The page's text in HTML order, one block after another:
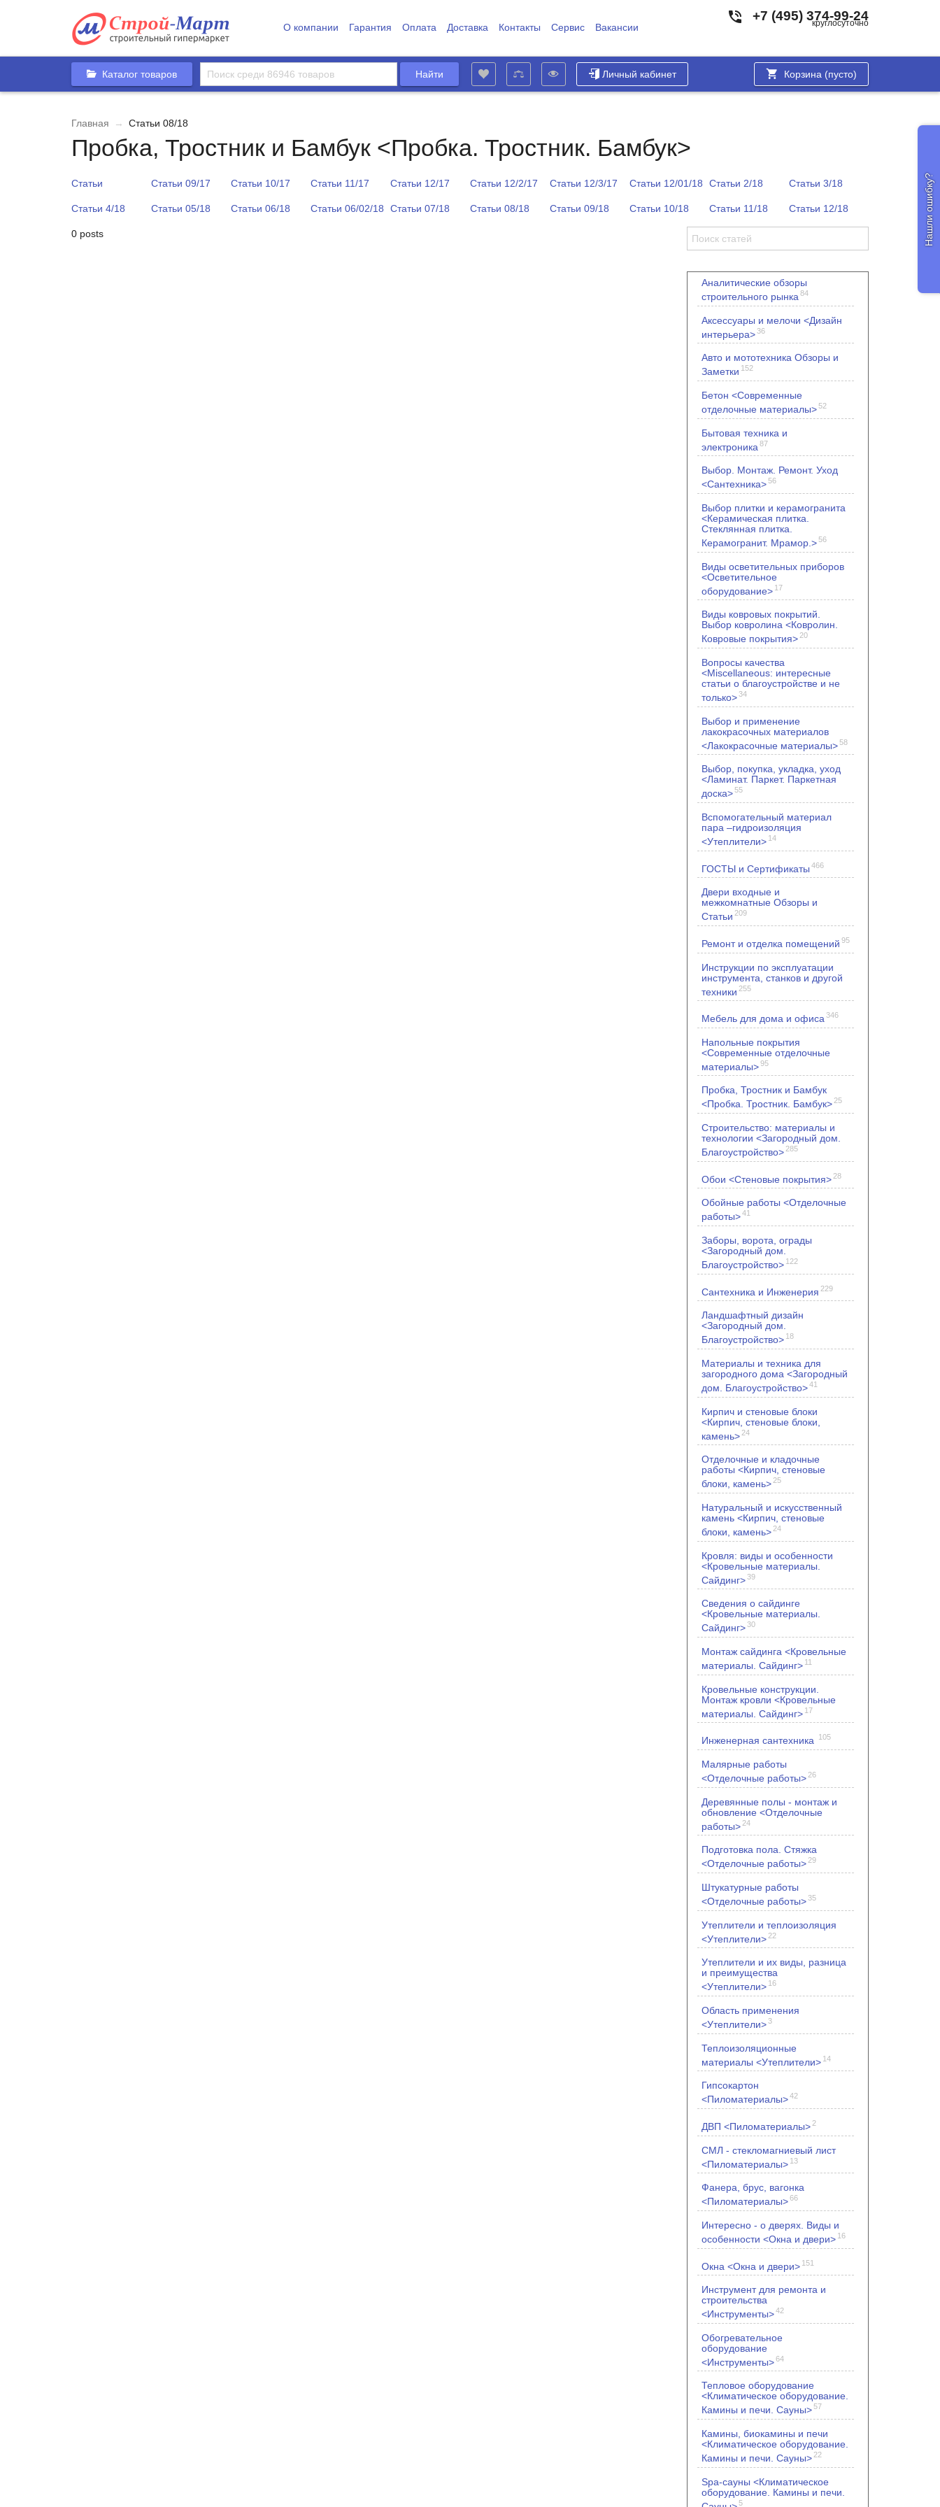
О компании Гарантия Оплата Доставка Контакты Сервис Вакансии
+7 (495) 374-99-24
круглосуточно
Каталог товаров Личный кабинет Корзина (пусто)
Главная → Статьи 08/18
Пробка, Тростник и Бамбук <Пробка. Тростник. Бамбук>
Статьи Статьи 09/17 Статьи 10/17 Статьи 11/17 Статьи 12/17 Статьи 12/2/17 Статьи 12/3/17 Статьи 12/01/18 Статьи 2/18 Статьи 3/18
Статьи 4/18 Статьи 05/18 Статьи 06/18 Статьи 06/02/18 Статьи 07/18 Статьи 08/18 Статьи 09/18 Статьи 10/18 Статьи 11/18 Статьи 12/18
0 posts
Аналитические обзоры
строительного рынка 84
Аксессуары и мелочи <Дизайн
интерьера>36
Авто и мототехника Обзоры и
Заметки 152
Бетон <Современные
отделочные материалы>52
Бытовая техника и
электроника 87
Выбор. Монтаж. Ремонт. Уход
<Сантехника>56
Выбор плитки и керамогранита
<Керамическая плитка.
Стеклянная плитка.
Керамогранит. Мрамор.>56
Виды осветительных приборов
<Осветительное
оборудование> 17
Виды ковровых покрытий.
Выбор ковролина <Ковролин.
Ковровые покрытия> 20
Вопросы качества
<Miscellaneous: интересные
статьи о благоустройстве и не
только>34
Выбор и применение
лакокрасочных материалов
<Лакокрасочные материалы>58
Выбор, покупка, укладка, уход
<Ламинат. Паркет. Паркетная
доска>55
Вспомогательный материал
пара –гидроизоляция
<Утеплители> 14
ГОСТЫ и Сертификаты 466
Двери входные и
межкомнатные Обзоры и
Статьи 209
Ремонт и отделка помещений 95
Инструкции по эксплуатации
инструмента, станков и другой
техники 255
Мебель для дома и офиса 346
Напольные покрытия
<Современные отделочные
материалы>95
Пробка, Тростник и Бамбук
<Пробка. Тростник. Бамбук>25
Строительство: материалы и
технологии <Загородный дом.
Благоустройство> 285
Обои <Стеновые покрытия> 28
Обойные работы <Отделочные
работы>41
Заборы, ворота, ограды
<Загородный дом.
Благоустройство> 122
Сантехника и Инженерия 229
Ландшафтный дизайн
<Загородный дом.
Благоустройство> 18
Материалы и техника для
загородного дома <Загородный
дом. Благоустройство>41
Кирпич и стеновые блоки
<Кирпич, стеновые блоки,
камень> 24
Отделочные и кладочные
работы <Кирпич, стеновые
блоки, камень> 25
Натуральный и искусственный
камень <Кирпич, стеновые
блоки, камень> 24
Кровля: виды и особенности
<Кровельные материалы.
Сайдинг>39
Сведения о сайдинге
<Кровельные материалы.
Сайдинг>30
Монтаж сайдинга <Кровельные
материалы. Сайдинг> 11
Кровельные конструкции.
Монтаж кровли <Кровельные
материалы. Сайдинг> 17
Инженерная сантехника 105
Малярные работы
<Отделочные работы> 26
Деревянные полы - монтаж и
обновление <Отделочные
работы> 24
Подготовка пола. Стяжка
<Отделочные работы> 29
Штукатурные работы
<Отделочные работы>35
Утеплители и теплоизоляция
<Утеплители> 22
Утеплители и их виды, разница
и преимущества
<Утеплители> 16
Область применения
<Утеплители>3
Теплоизоляционные
материалы <Утеплители> 14
Гипсокартон
<Пиломатериалы>42
ДВП <Пиломатериалы> 2
СМЛ - стекломагниевый лист
<Пиломатериалы> 13
Фанера, брус, вагонка
<Пиломатериалы>66
Интересно - о дверях. Виды и
особенности <Окна и двери> 16
Окна <Окна и двери> 151
Инструмент для ремонта и
строительства
<Инструменты>42
Обогревательное
оборудование
<Инструменты>64
Тепловое оборудование
<Климатическое оборудование.
Камины и печи. Сауны>57
Камины, биокамины и печи
<Климатическое оборудование.
Камины и печи. Сауны> 22
Spa-сауны <Климатическое
оборудование. Камины и печи.
5
Нашли ошибку?